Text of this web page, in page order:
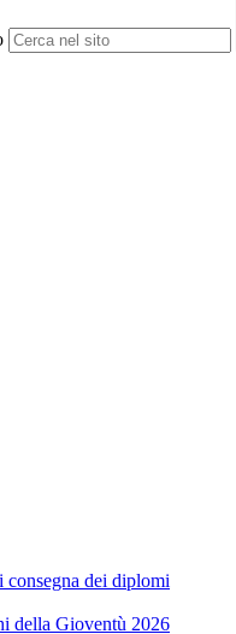
consegna dei diplomi
della Gioventù 2026